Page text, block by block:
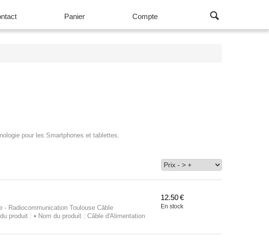
Panier Compte
pour les Smartphones et tablettes.
12.50€
En stock
- Radiocommunication Toulouse Câble
produit : ▪ Nom du produit : Câble d'Alimentation